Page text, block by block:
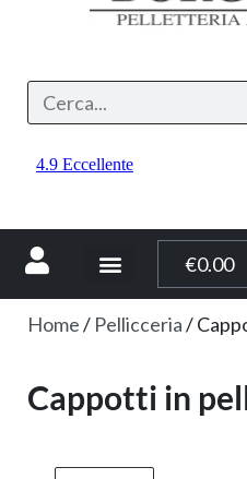
€0.00
Home/ Pellicceria/
Cappotti in